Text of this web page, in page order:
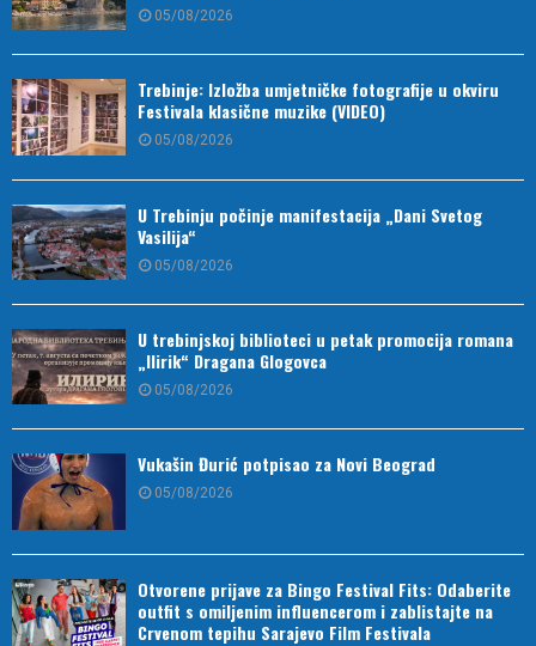
05/08/2026
Trebinje: Izložba umjetničke fotografije u okviru
Festivala klasične muzike (VIDEO)
05/08/2026
U Trebinju počinje manifestacija „Dani Svetog
Vasilija“
05/08/2026
U trebinjskoj biblioteci u petak promocija romana
„Ilirik“ Dragana Glogovca
05/08/2026
Vukašin Đurić potpisao za Novi Beograd
05/08/2026
Otvorene prijave za Bingo Festival Fits: Odaberite
outfit s omiljenim influencerom i zablistajte na
Crvenom tepihu Sarajevo Film Festivala